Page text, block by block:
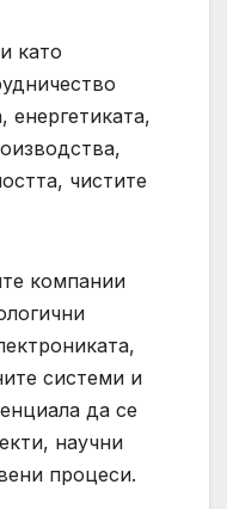
като
енергетиката,
чистите
компании
системи и
да се
научни
процеси.